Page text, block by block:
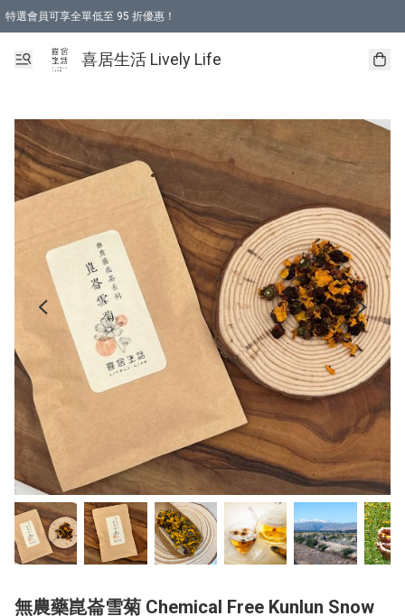
特選會員可享全單低至 95 折優惠！
購物折後滿$600免運費優惠 (減價貨品除外）
購物折後滿$320 即可免費於「順豐站」或「順豐智能櫃」自提點取貨 （冷凍食品
喜居生活 Lively Life
無農藥崑崙雪菊 Chemical Free Kunlun Snow